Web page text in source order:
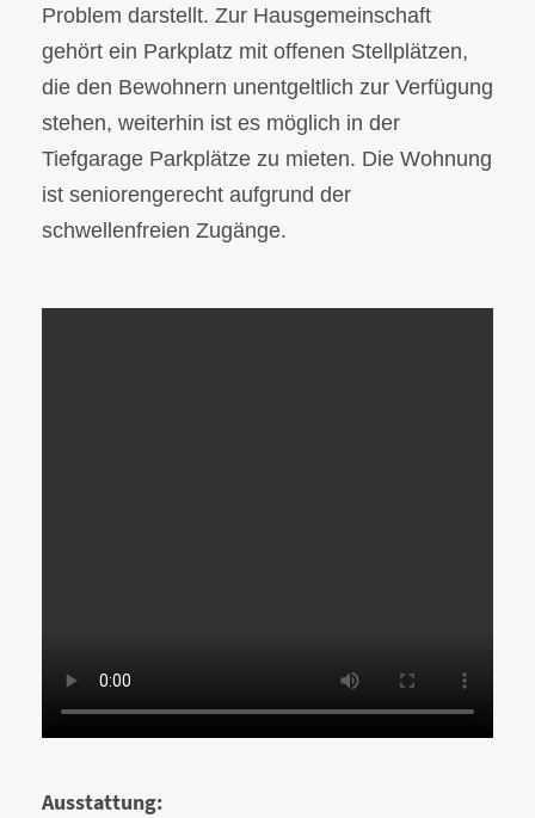
Problem darstellt. Zur Hausgemeinschaft
gehört ein Parkplatz mit offenen Stellplätzen,
die den Bewohnern unentgeltlich zur Verfügung
stehen, weiterhin ist es möglich in der
Tiefgarage Parkplätze zu mieten. Die Wohnung
ist seniorengerecht aufgrund der
schwellenfreien Zugänge.
Ausstattung: